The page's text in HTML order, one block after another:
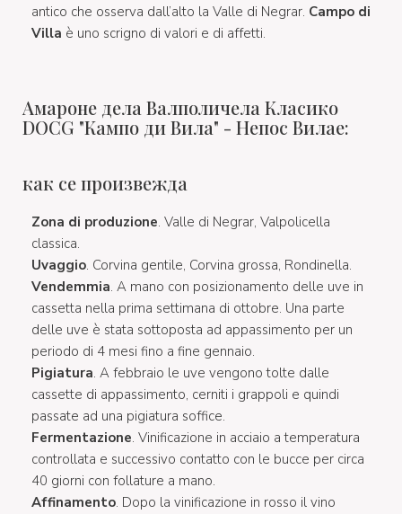
antico che osserva dall’alto la Valle di Negrar. Campo di
Villa è uno scrigno di valori e di affetti.
Амароне дела Валполичела Класико
DOCG "Кампо ди Вила" - Непос Вилае:
как се произвежда
Zona di produzione. Valle di Negrar, Valpolicella
classica.
Uvaggio. Corvina gentile, Corvina grossa, Rondinella.
Vendemmia. A mano con posizionamento delle uve in
cassetta nella prima settimana di ottobre. Una parte
delle uve è stata sottoposta ad appassimento per un
periodo di 4 mesi fino a fine gennaio.
Pigiatura. A febbraio le uve vengono tolte dalle
cassette di appassimento, cerniti i grappoli e quindi
passate ad una pigiatura soffice.
Fermentazione. Vinificazione in acciaio a temperatura
controllata e successivo contatto con le bucce per circa
40 giorni con follature a mano.
Affinamento. Dopo la vinificazione in rosso il vino